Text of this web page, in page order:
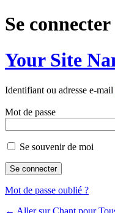
Se connecter
Your Site
Identifiant ou adresse e-mail
Mot de passe
Se souvenir de moi
Mot de passe oublié ?